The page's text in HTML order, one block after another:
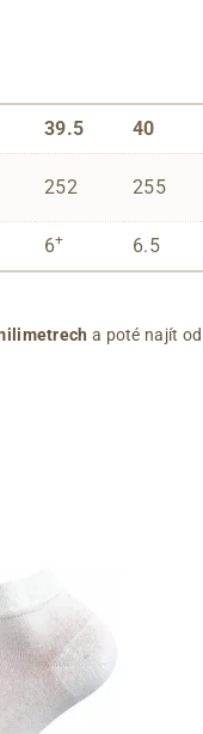
39.5 40
252 255
6+ 6.5
a poté najít